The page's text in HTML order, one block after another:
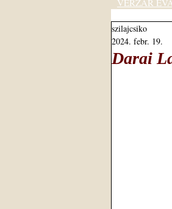
Darai
szilajcsiko
2024. febr. 19.
VERZÁR